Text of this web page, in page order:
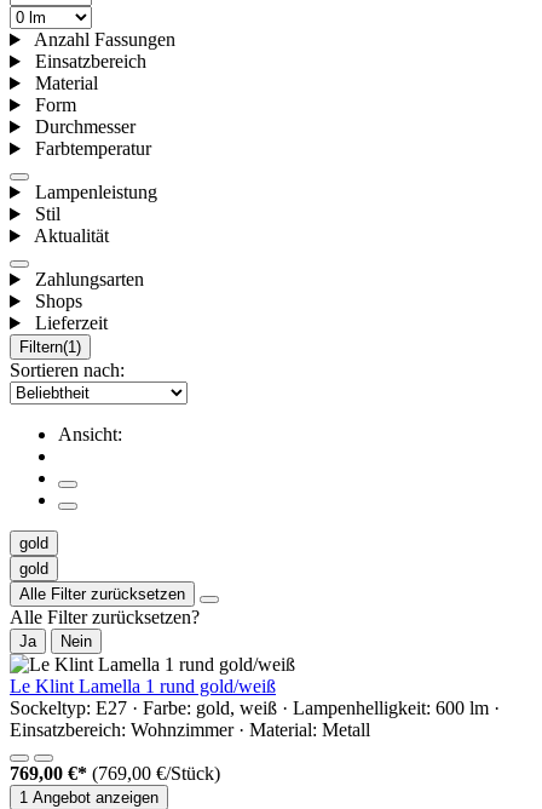
Anzahl Fassungen
Einsatzbereich
Material
Form
Durchmesser
Farbtemperatur
Lampenleistung
Stil
Aktualität
Zahlungsarten
Shops
Lieferzeit
Filtern(1)
Sortieren nach:
Ansicht:
gold
gold
Alle Filter zurücksetzen
Alle Filter zurücksetzen?
Ja Nein
Le Klint Lamella 1 rund gold/weiß
Sockeltyp: E27 · Farbe: gold, weiß · Lampenhelligkeit: 600 lm ·
Einsatzbereich: Wohnzimmer · Material: Metall
769,00 €* (769,00 €/Stück)
1 Angebot anzeigen